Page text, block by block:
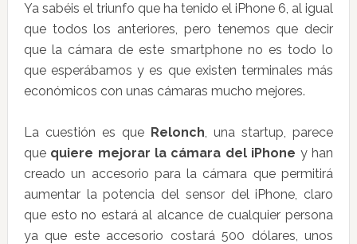
Ya sabéis el triunfo que ha tenido el iPhone 6, al igual
que todos los anteriores, pero tenemos que decir
que la cámara de este smartphone no es todo lo
que esperábamos y es que existen terminales más
económicos con unas cámaras mucho mejores.
La cuestión es que Relonch, una startup, parece
que quiere mejorar la cámara del iPhone y han
creado un accesorio para la cámara que permitirá
aumentar la potencia del sensor del iPhone, claro
que esto no estará al alcance de cualquier persona
ya que este accesorio costará 500 dólares, unos